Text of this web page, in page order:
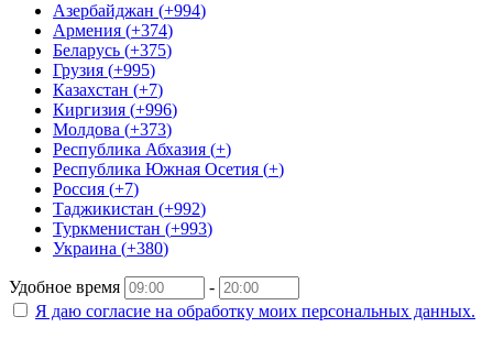
Азербайджан (+994)
Армения (+374)
Беларусь (+375)
Грузия (+995)
Казахстан (+7)
Киргизия (+996)
Молдова (+373)
Республика Абхазия (+)
Республика Южная Осетия (+)
Россия (+7)
Таджикистан (+992)
Туркменистан (+993)
Украина (+380)
Удобное время
-
Я даю согласие на обработку моих персональных данных.